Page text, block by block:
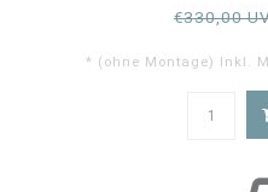
€330,00
* (ohne Montage) Inkl.